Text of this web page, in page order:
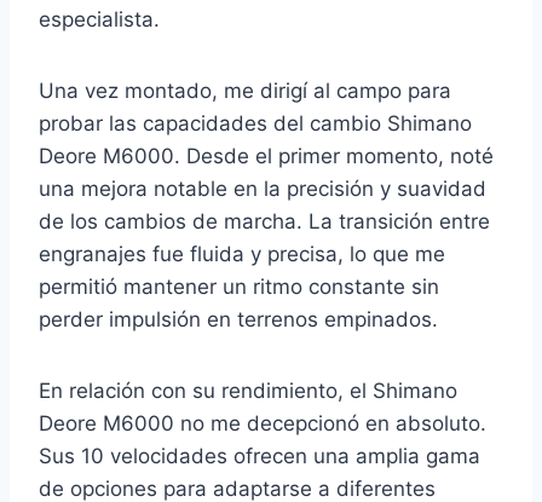
especialista.
Una vez montado, me dirigí al campo para
probar las capacidades del cambio Shimano
Deore M6000. Desde el primer momento, noté
una mejora notable en la precisión y suavidad
de los cambios de marcha. La transición entre
engranajes fue fluida y precisa, lo que me
permitió mantener un ritmo constante sin
perder impulsión en terrenos empinados.
En relación con su rendimiento, el Shimano
Deore M6000 no me decepcionó en absoluto.
Sus 10 velocidades ofrecen una amplia gama
de opciones para adaptarse a diferentes